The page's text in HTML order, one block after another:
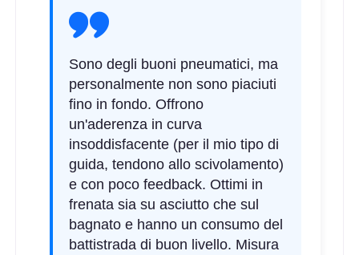
Sono degli buoni pneumatici, ma
personalmente non sono piaciuti
fino in fondo. Offrono
un'aderenza in curva
insoddisfacente (per il mio tipo di
guida, tendono allo scivolamento)
e con poco feedback. Ottimi in
frenata sia su asciutto che sul
bagnato e hanno un consumo del
battistrada di buon livello. Misura